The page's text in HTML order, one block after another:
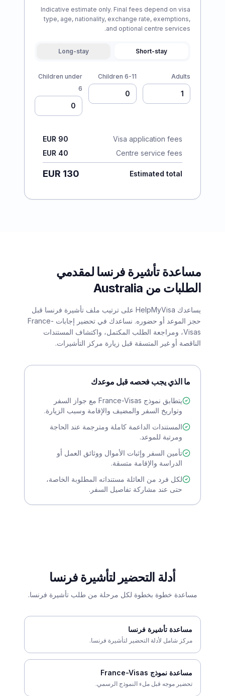
Indicative estimate only. Final fees depend on visa
type, age, nationality, exchange rate, exemptions,
and optional centre services.
Short-stay
Long-stay
Adults
Children 6-11
Children under
6
Visa application fees
EUR 90
Centre service fees
EUR 40
Estimated total
EUR 130
مساعدة تأشيرة فرنسا لمقدمي
الطلبات من Australia
يساعدك HelpMyVisa على ترتيب ملف تأشيرة فرنسا قبل
حجز الموعد أو حضوره. نساعدك في تحضير إجابات France-
Visas، ومراجعة الطلب المكتمل، واكتشاف المستندات
الناقصة أو غير المتسقة قبل زيارة مركز التأشيرات.
ما الذي يجب فحصه قبل موعدك
يتطابق نموذج France-Visas مع جواز السفر
وتواريخ السفر والمضيف والإقامة وسبب الزيارة.
المستندات الداعمة كاملة ومترجمة عند الحاجة
ومرتبة للموعد.
تأمين السفر وإثبات الأموال ووثائق العمل أو
الدراسة والإقامة متسقة.
لكل فرد من العائلة مستنداته المطلوبة الخاصة،
حتى عند مشاركة تفاصيل السفر.
أدلة التحضير لتأشيرة فرنسا
مساعدة خطوة بخطوة لكل مرحلة من طلب تأشيرة فرنسا.
مساعدة تأشيرة فرنسا
مركز شامل لأدلة التحضير لتأشيرة فرنسا.
مساعدة نموذج France-Visas
تحضير موجه قبل ملء النموذج الرسمي.